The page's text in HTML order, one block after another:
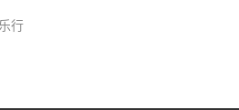
乐行